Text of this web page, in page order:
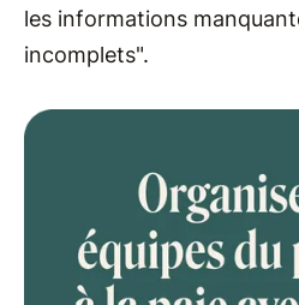
les informations
incomplets".